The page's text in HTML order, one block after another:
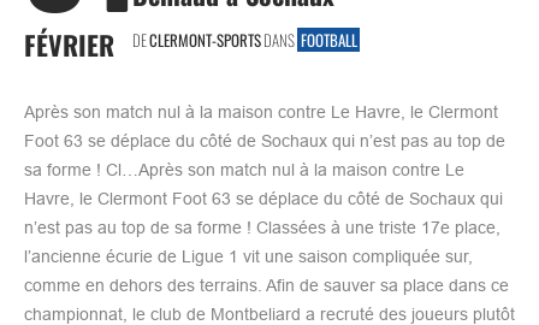
FÉVRIER DECLERMONT-SPORTSDANS FOOTBALL
Après son match nul à la maison contre Le Havre, le Clermont
Foot 63 se déplace du côté de Sochaux qui n’est pas au top de
sa forme ! Cl…Après son match nul à la maison contre Le
Havre, le Clermont Foot 63 se déplace du côté de Sochaux qui
n’est pas au top de sa forme ! Classées à une triste 17e place,
l’ancienne écurie de Ligue 1 vit une saison compliquée sur,
comme en dehors des terrains. Afin de sauver sa place dans ce
championnat, le club de Montbeliard a recruté des joueurs plutôt